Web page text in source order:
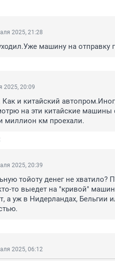
2025, 21:28
машину на отправку
2025, 20:09
Как и китайский
на эти китайские машины
миллион км проехали.
2025, 20:39
тойоту денег не хватило?
то выедет на "кривой"
а уж в Нидерландах, Бельгии
2025, 06:12